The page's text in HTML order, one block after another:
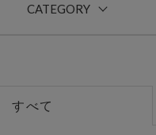
CATEGORY
すべて